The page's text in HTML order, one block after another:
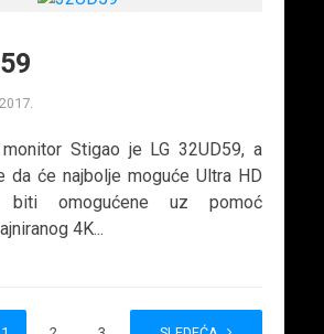
Stigao je LG 32UD59, a
da će najbolje moguće Ultra HD
biti omogućene uz pomoć
4K...